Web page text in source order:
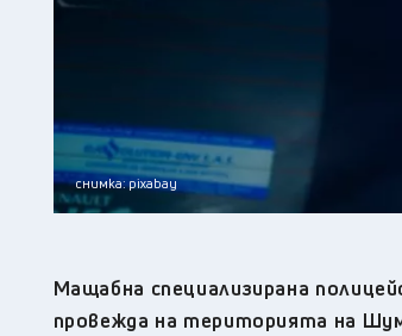
снимка: pixabay
Мащабна специализирана
провежда на територията на